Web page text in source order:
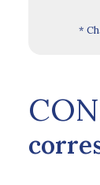
*